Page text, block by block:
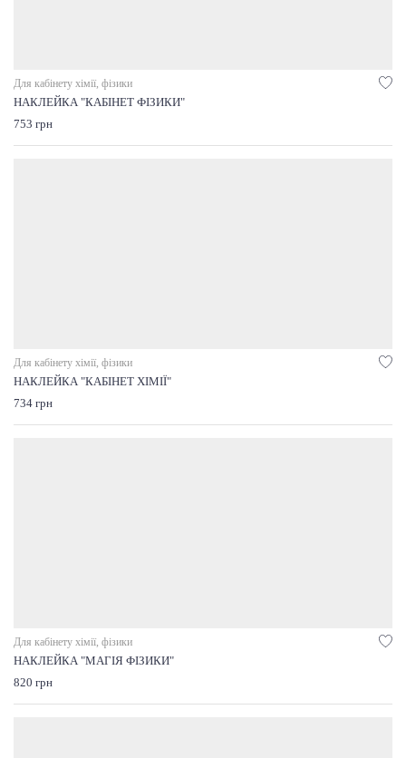
Для кабінету хімії, фізики
НАКЛЕЙКА "КАБІНЕТ ФІЗИКИ"
753 грн
Для кабінету хімії, фізики
НАКЛЕЙКА "КАБІНЕТ ХІМІЇ"
734 грн
Для кабінету хімії, фізики
НАКЛЕЙКА "МАГІЯ ФІЗИКИ"
820 грн